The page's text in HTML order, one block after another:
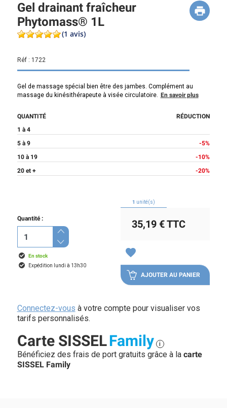
Gel drainant fraîcheur
Phytomass® 1L
(1 avis)
Réf : 1722
Gel de massage spécial bien être des jambes. Complément au
massage du kinésithérapeute à visée circulatoire. En savoir plus
QUANTITÉ
RÉDUCTION
1 à 4
5 à 9
-5%
10 à 19
-10%
20 et +
-20%
Quantité :
En stock
Expédition lundi à 13h30
1 unité(s)
35,19 €TTC
favorite
AJOUTER AU PANIER
Connectez-vous à votre compte pour visualiser vos
tarifs personnalisés.
Carte SISSELFamily i
Bénéficiez des frais de port gratuits grâce à la carte
SISSEL Family